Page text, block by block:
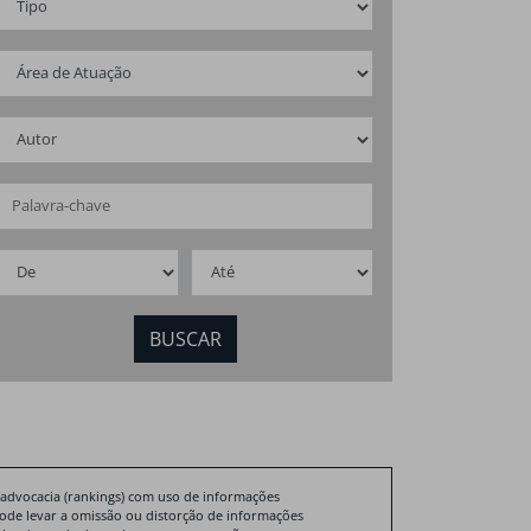
mercado de
básico
(rankings) com uso de informações
levar a omissão ou distorção de informações